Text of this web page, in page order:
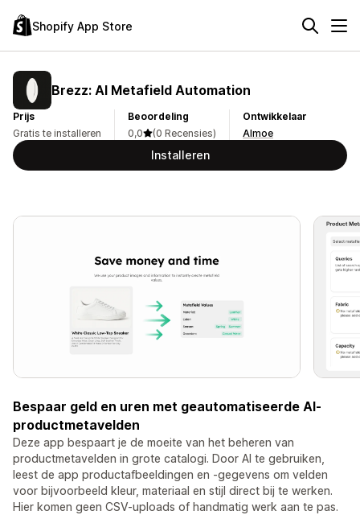
Shopify App Store
Brezz: AI Metafield Automation
Prijs
Gratis te installeren
Beoordeling
0,0
(0 Recensies)
Ontwikkelaar
Almoe
Installeren
Bespaar geld en uren met geautomatiseerde AI-
productmetavelden
Deze app bespaart je de moeite van het beheren van
productmetavelden in grote catalogi. Door AI te gebruiken,
leest de app productafbeeldingen en -gegevens om velden
voor bijvoorbeeld kleur, materiaal en stijl direct bij te werken.
Hier komen geen CSV-uploads of handmatig werk aan te pas.